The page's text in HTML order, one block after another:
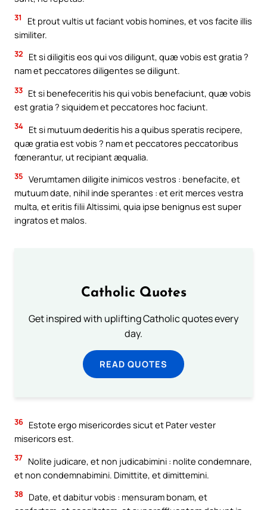
31
Et prout vultis ut faciant vobis homines, et vos facite illis
similiter.
32
Et si diligitis eos qui vos diligunt, quæ vobis est gratia ?
nam et peccatores diligentes se diligunt.
33 Et si benefeceritis his qui vobis benefaciunt, quæ vobis
est gratia ? siquidem et peccatores hoc faciunt.
34 Et si mutuum dederitis his a quibus speratis recipere,
quæ gratia est vobis ? nam et peccatores peccatoribus
fœnerantur, ut recipiant æqualia.
35 Verumtamen diligite inimicos vestros : benefacite, et
mutuum date, nihil inde sperantes : et erit merces vestra
multa, et eritis filii Altissimi, quia ipse benignus est super
ingratos et malos.
Catholic Quotes
Get inspired with uplifting Catholic quotes every
day.
READ QUOTES
36 Estote ergo misericordes sicut et Pater vester
misericors est.
37 Nolite judicare, et non judicabimini : nolite condemnare,
et non condemnabimini. Dimittite, et dimittemini.
38
Date, et dabitur vobis : mensuram bonam, et